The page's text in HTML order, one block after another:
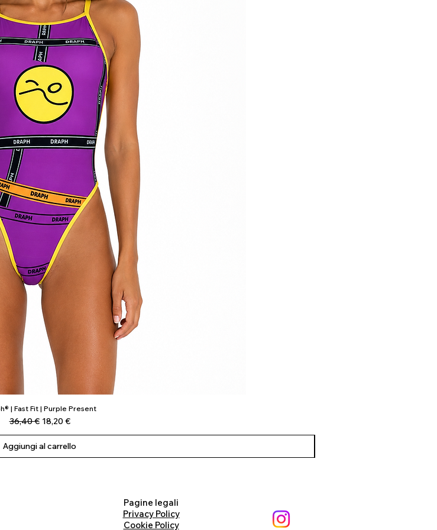
Vista rapida
| Fast Fit | Purple Present
Prezzo regolare
36,40 € Prezzo scontato
18,20 €
Aggiungi al carrello
Pagine legali
Privacy Policy
Cookie Policy